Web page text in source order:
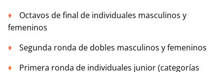
Octavos de final de individuales masculinos y
femeninos
Segunda ronda de dobles masculinos y femeninos
Primera ronda de individuales junior (categorías